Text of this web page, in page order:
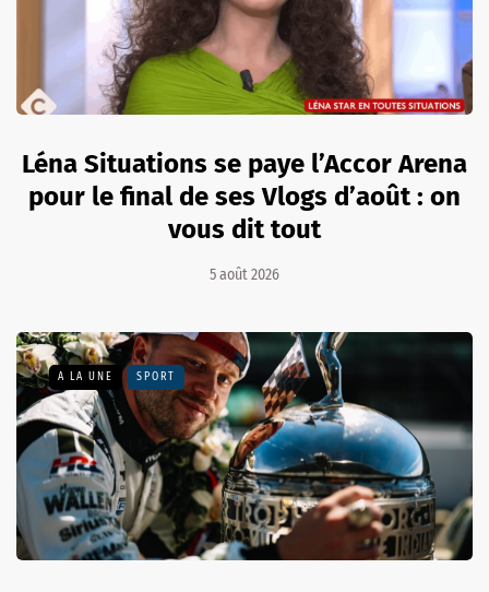
Léna Situations se paye l’Accor Arena
pour le final de ses Vlogs d’août : on
vous dit tout
5 août 2026
A LA UNE SPORT